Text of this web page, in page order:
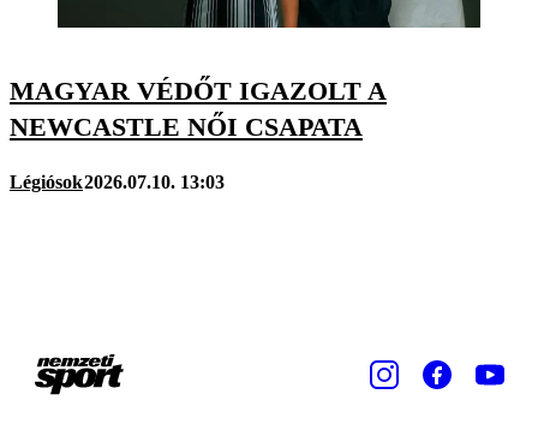
MAGYAR VÉDŐT IGAZOLT A
NEWCASTLE NŐI CSAPATA
Légiósok2026.07.10. 13:03